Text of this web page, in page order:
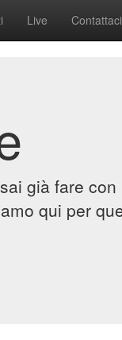
Live Contattaci
già fare
qui per